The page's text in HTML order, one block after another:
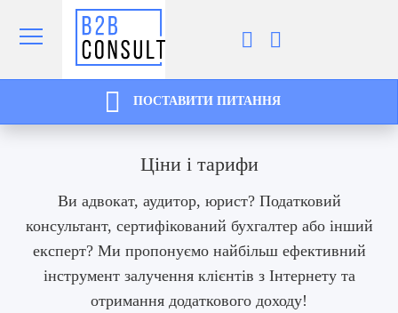
ПОСТАВИТИ ПИТАННЯ
Ціни і тарифи
Ви адвокат, аудитор, юрист? Податковий
консультант, сертифікований бухгалтер або інший
експерт? Ми пропонуємо найбільш ефективний
інструмент залучення клієнтів з Інтернету та
отримання додаткового доходу!